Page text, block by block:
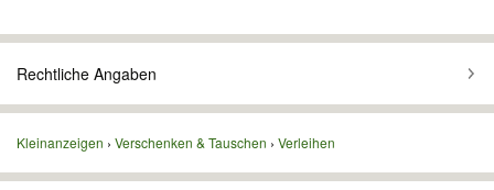
Rechtliche Angaben
Kleinanzeigen Verschenken & Tauschen Verleihen